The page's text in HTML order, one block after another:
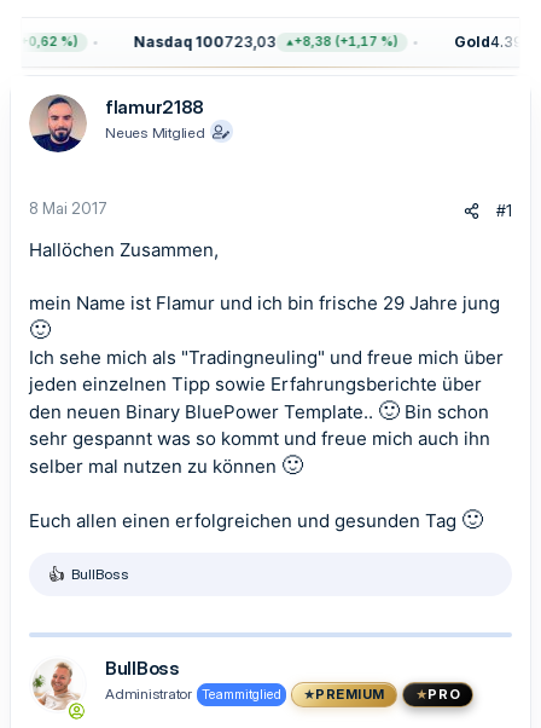
r
a
m
(+0,62 %) Nasdaq 100723,03 +8,38 (+1,17 %) Gold
flamur2188
Neues Mitglied
8 Mai 2017 #1
Hallöchen Zusammen,
mein Name ist Flamur und ich bin frische 29 Jahre jung
🙂
Ich sehe mich als "Tradingneuling" und freue mich über
jeden einzelnen Tipp sowie Erfahrungsberichte über
den neuen Binary BluePower Template.. 🙂 Bin schon
sehr gespannt was so kommt und freue mich auch ihn
selber mal nutzen zu können 🙂
Euch allen einen erfolgreichen und gesunden Tag 🙂
R
k
o
BullBoss
BullBoss
Administrator Teammitglied PREMIUM PRO